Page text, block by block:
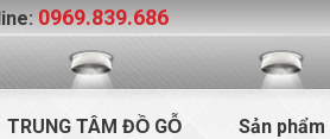
0969.839.686
TRUNG TÂM ĐỒ GỖ
Sản phẩm